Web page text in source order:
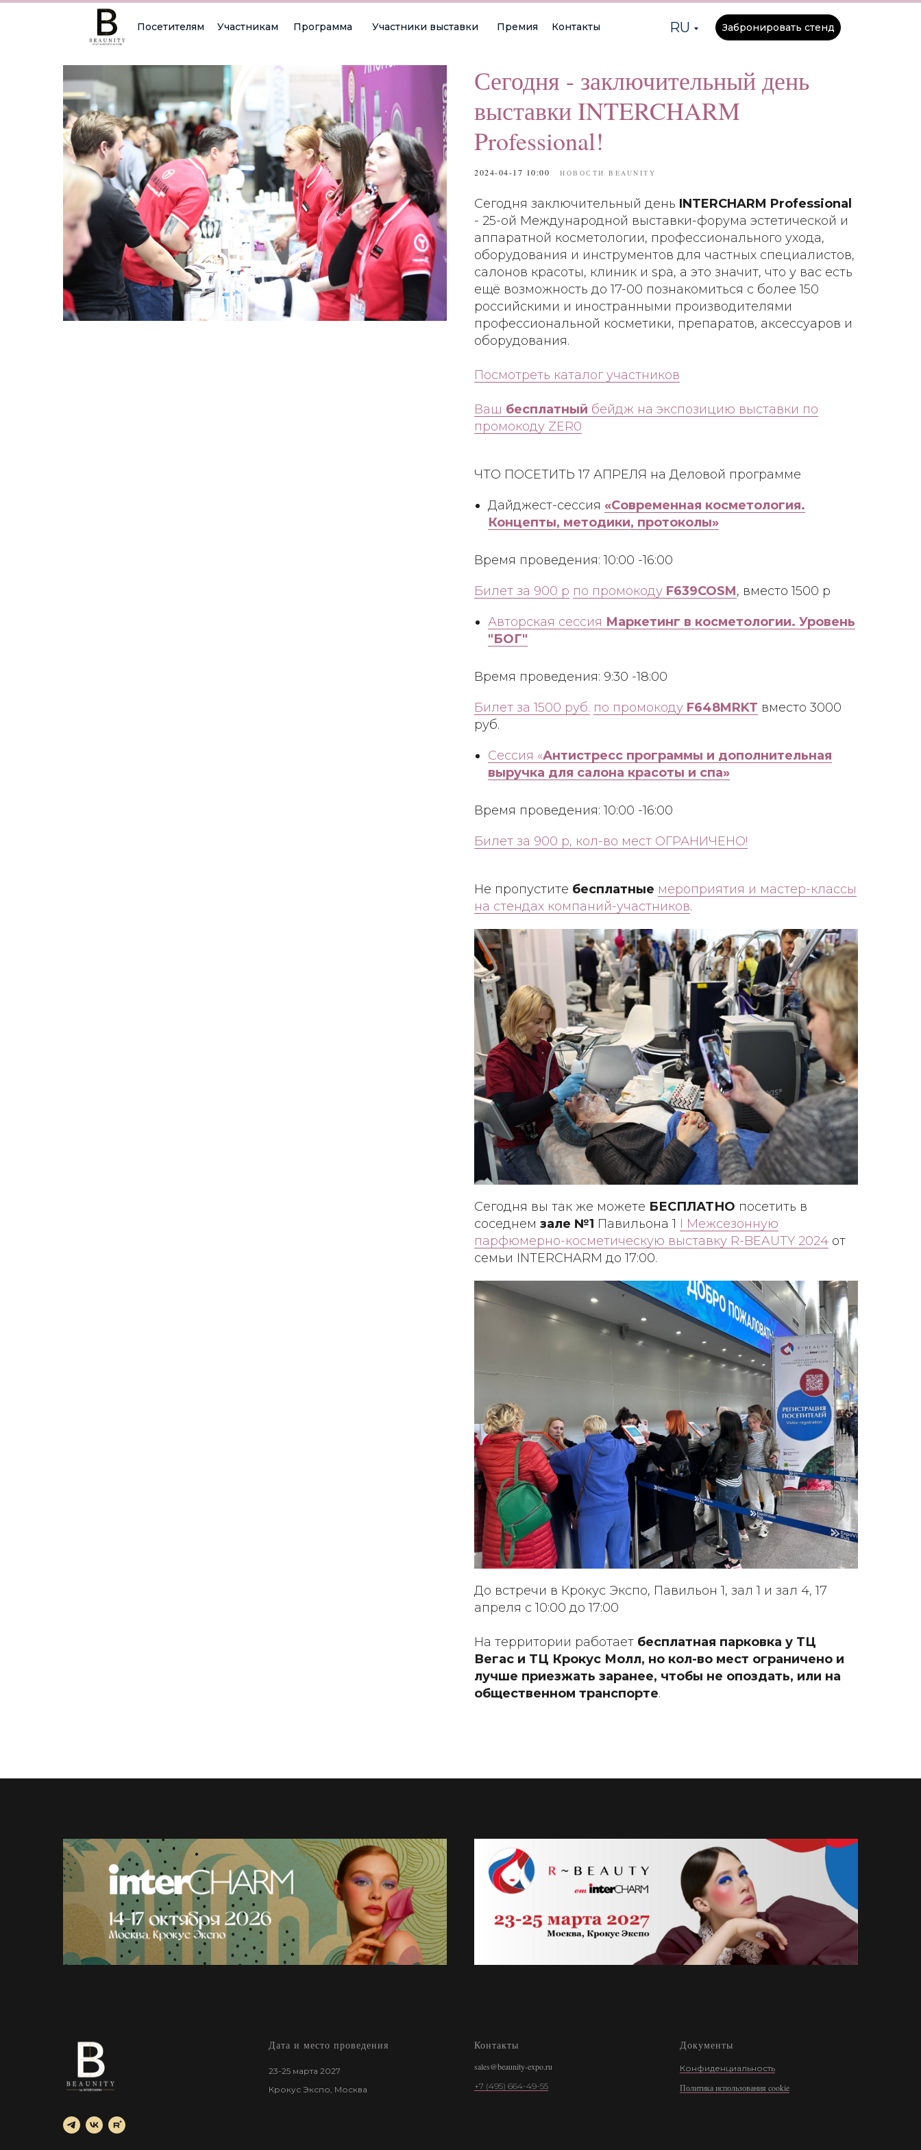
Забронировать стенд
RU
Посетителям Участникам Программа Участники выставки Премия Контакты
Сегодня - заключительный день
выставки INTERCHARM
Professional!
2024-04-17 10:00 НОВОСТИ BEAUNITY
Сегодня заключительный день INTERCHARM Professional
- 25-ой Международной выставки-форума эстетической и
аппаратной косметологии, профессионального ухода,
оборудования и инструментов для частных специалистов,
салонов красоты, клиник и spa, а это значит, что у вас есть
ещё возможность до 17-00 познакомиться с более 150
российскими и иностранными производителями
профессиональной косметики, препаратов, аксессуаров и
оборудования.
Посмотреть каталог участников
Ваш бесплатный бейдж на экспозицию выставки по
промокоду ZER0
ЧТО ПОСЕТИТЬ 17 АПРЕЛЯ на Деловой программе
Дайджест-сессия «Современная косметология.
Концепты, методики, протоколы»
Время проведения: 10:00 -16:00
Билет за 900 р по промокоду F639COSM, вместо 1500 р
Авторская сессия Маркетинг в косметологии. Уровень
"БОГ"
Время проведения: 9:30 -18:00
Билет за 1500 руб. по промокоду F648MRKT вместо 3000
руб.
Сессия «Антистресс программы и дополнительная
выручка для салона красоты и спа»
Время проведения: 10:00 -16:00
Билет за 900 р, кол-во мест ОГРАНИЧЕНО!
Не пропустите бесплатные мероприятия и мастер-классы
на стендах компаний-участников.
Cегодня вы так же можете БЕСПЛАТНО посетить в
соседнем зале №1 Павильона 1 I Межсезонную
парфюмерно-косметическую выставку R-BEAUTY 2024 от
семьи INTERCHARM до 17:00.
До встречи в Крокус Экспо, Павильон 1, зал 1 и зал 4, 17
апреля с 10:00 до 17:00
На территории работает бесплатная парковка у ТЦ
Вегас и ТЦ Крокус Молл, но кол-во мест ограничено и
лучше приезжать заранее, чтобы не опоздать, или на
общественном транспорте.
Дата и место проведения
23-25 марта 2027
Крокус Экспо, Москва
Контакты
sales@beaunity-expo.ru
+7 (495) 664-49-55
Документы
Конфиденциальность
Политика использования cookie